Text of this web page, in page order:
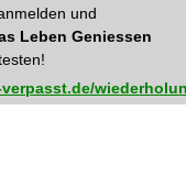
und
Leben Geniessen